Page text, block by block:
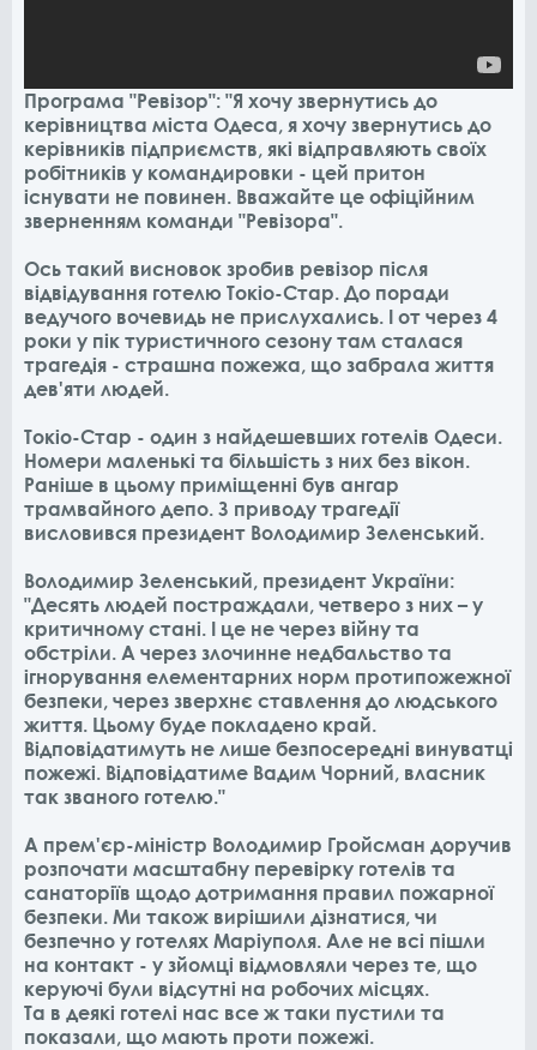
Програма "Ревізор": "Я хочу звернутись до
керівництва міста Одеса, я хочу звернутись до
керівників підприємств, які відправляють своїх
робітників у командировки - цей притон
існувати не повинен. Вважайте це офіційним
зверненням команди "Ревізора".
Ось такий висновок зробив ревізор після
відвідування готелю Токіо-Стар. До поради
ведучого вочевидь не прислухались. І от через 4
роки у пік туристичного сезону там сталася
трагедія - страшна пожежа, що забрала життя
дев'яти людей.
Токіо-Стар - один з найдешевших готелів Одеси.
Номери маленькі та більшість з них без вікон.
Раніше в цьому приміщенні був ангар
трамвайного депо. З приводу трагедії
висловився президент Володимир Зеленський.
Володимир Зеленський, президент України:
"Десять людей постраждали, четверо з них – у
критичному стані. І це не через війну та
обстріли. А через злочинне недбальство та
ігнорування елементарних норм протипожежної
безпеки, через зверхнє ставлення до людського
життя. Цьому буде покладено край.
Відповідатимуть не лише безпосередні винуватці
пожежі. Відповідатиме Вадим Чорний, власник
так званого готелю."
А прем'єр-міністр Володимир Гройсман доручив
розпочати масштабну перевірку готелів та
санаторіїв щодо дотримання правил пожарної
безпеки. Ми також вирішили дізнатися, чи
безпечно у готелях Маріуполя. Але не всі пішли
на контакт - у зйомці відмовляли через те, що
керуючі були відсутні на робочих місцях.
Та в деякі готелі нас все ж таки пустили та
показали, що мають проти пожежі.